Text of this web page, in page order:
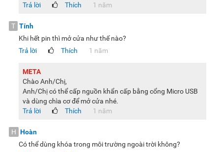
Trả lời
Thích 1 năm
T Tính
Khi hết pin thì mở cửa như thế nào?
Trả lời
Thích 1 năm
META
Chào Anh/Chị,
Anh/Chị có thể cấp nguồn khẩn cấp bằng cổng Micro USB
và dùng chìa cơ để mở cửa nhé.
Trả lời
Thích 1 năm
H Hoàn
Có thể dùng khóa trong môi trường ngoài trời không?